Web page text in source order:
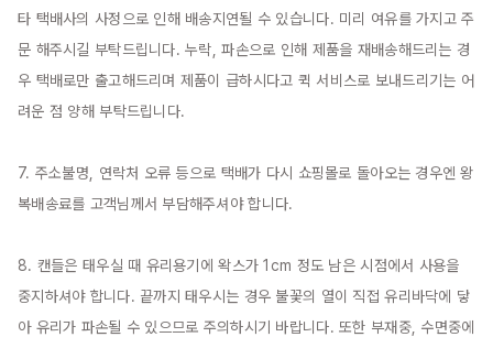
타 택배사의 사정으로 인해 배송지연될 수 있습니다. 미리 여유를 가지고 주
문 해주시길 부탁드립니다. 누락, 파손으로 인해 제품을 재배송해드리는 경
우 택배로만 출고해드리며 제품이 급하시다고 퀵 서비스로 보내드리기는 어
려운 점 양해 부탁드립니다.
7. 주소불명, 연락처 오류 등으로 택배가 다시 쇼핑몰로 돌아오는 경우엔 왕
복배송료를 고객님께서 부담해주셔야 합니다.
8. 캔들은 태우실 때 유리용기에 왁스가 1cm 정도 남은 시점에서 사용을
중지하셔야 합니다. 끝까지 태우시는 경우 불꽃의 열이 직접 유리바닥에 닿
아 유리가 파손될 수 있으므로 주의하시기 바랍니다. 또한 부재중, 수면중에